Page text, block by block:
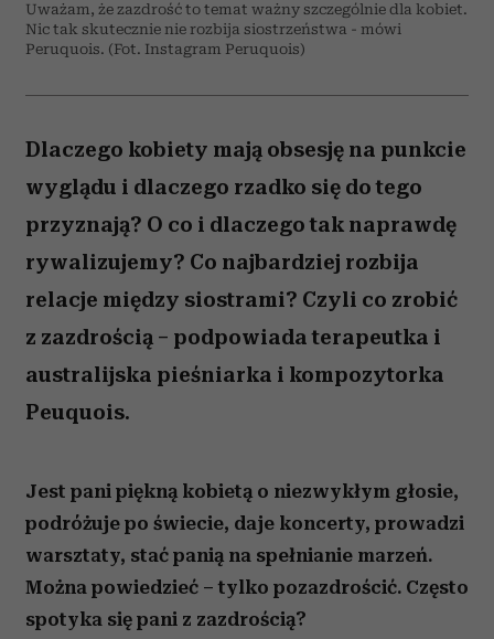
Uważam, że zazdrość to temat ważny szczególnie dla kobiet.
Nic tak skutecznie nie rozbija siostrzeństwa - mówi
Peruquois. (Fot. Instagram Peruquois)
Dlaczego kobiety mają obsesję na punkcie
wyglądu i dlaczego rzadko się do tego
przyznają? O co i dlaczego tak naprawdę
rywalizujemy? Co najbardziej rozbija
relacje między siostrami? Czyli co zrobić
z zazdrością – podpowiada terapeutka i
australijska pieśniarka i kompozytorka
Peuquois.
Jest pani piękną kobietą o niezwykłym głosie,
podróżuje po świecie, daje koncerty, prowadzi
warsztaty, stać panią na spełnianie marzeń.
Można powiedzieć – tylko pozazdrościć. Często
spotyka się pani z zazdrością?